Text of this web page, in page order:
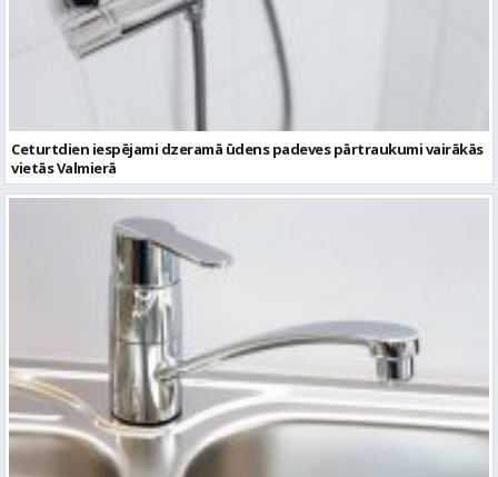
Ceturtdien iespējami dzeramā ūdens padeves pārtraukumi vairākās
vietās Valmierā
Otrdien tiks pārtraukta dzeramā ūdens padeve namiem Āra un
Ziedu ielās, Valmierā